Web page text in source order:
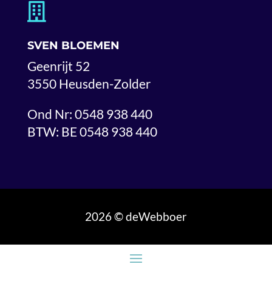

SVEN BLOEMEN
Geenrijt 52
3550 Heusden-Zolder
Ond Nr: 0548 938 440
BTW: BE 0548 938 440
2026 © deWebboer